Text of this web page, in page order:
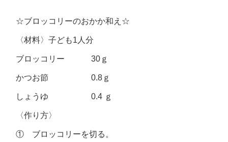
☆ブロッコリーのおかか和え☆
〈材料〉子ども1人分
ブロッコリー 30ｇ
かつお節 0.8ｇ
しょうゆ 0.4 ｇ
〈作り方〉
① ブロッコリーを切る。